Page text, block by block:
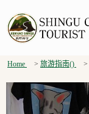
Home 旅游指南()